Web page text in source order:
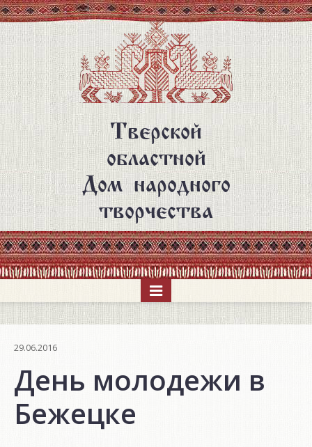
Перейти
к
основному
содержанию
Тверской
областной
Дом народного
творчества
29.06.2016
День молодежи в
Бежецке